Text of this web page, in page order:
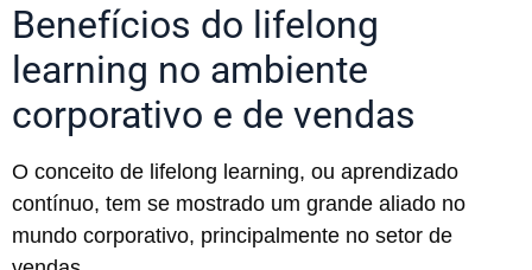
Benefícios do lifelong
learning no ambiente
corporativo e de vendas
O conceito de lifelong learning, ou aprendizado
contínuo, tem se mostrado um grande aliado no
mundo corporativo, principalmente no setor de